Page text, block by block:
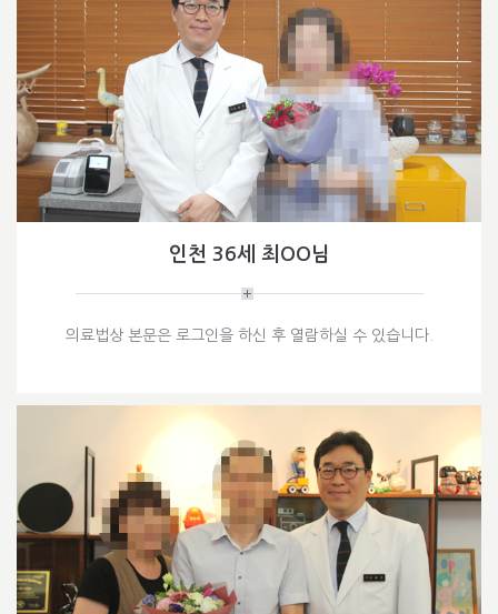
인천 36세 최OO님
의료법상 본문은 로그인을 하신 후 열람하실 수 있습니다.